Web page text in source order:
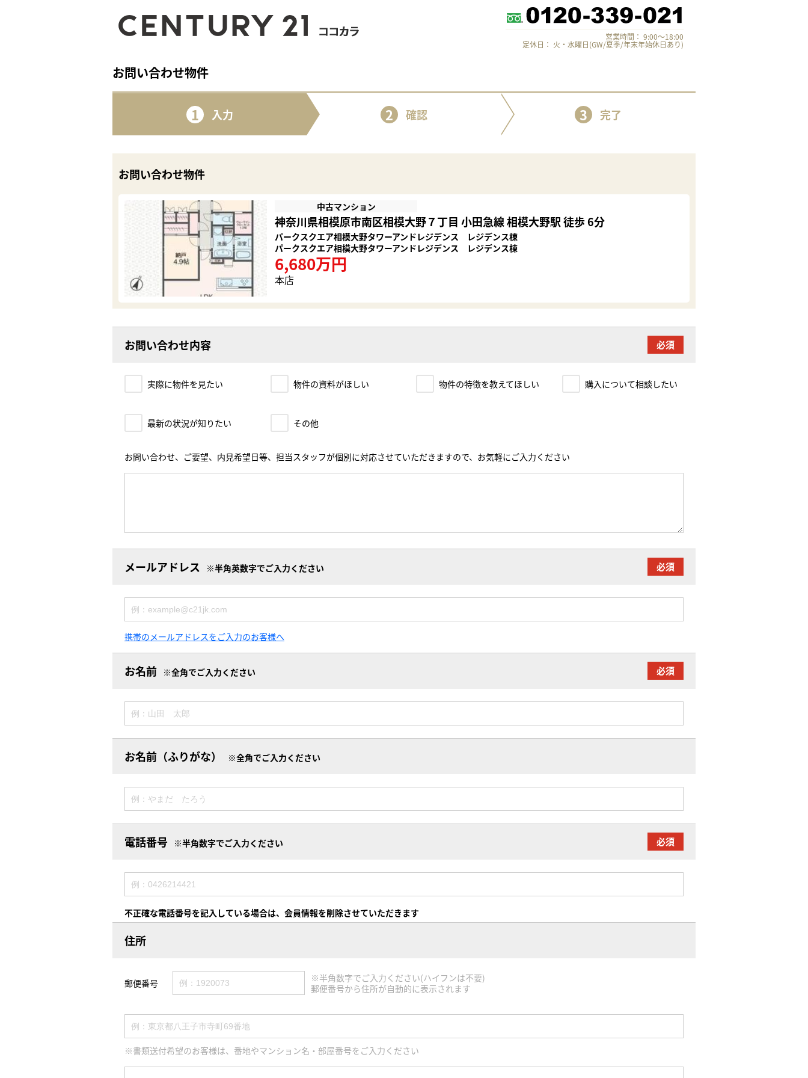
営業時間： 9:00～18:00
定休日： 火・水曜日(GW/夏季/年末年始休日あり)
お問い合わせ物件
1 入力 2 確認 3 完了
お問い合わせ物件
中古マンション
神奈川県相模原市南区相模大野７丁目 小田急線 相模大野駅 徒歩 6分
パークスクエア相模大野タワーアンドレジデンス レジデンス棟
パークスクエア相模大野タワーアンドレジデンス レジデンス棟
6,680万円
本店
お問い合わせ内容
実際に物件を見たい 物件の資料がほしい 物件の特徴を教えてほしい 購入について相談したい
最新の状況が知りたい その他
お問い合わせ、ご要望、内見希望日等、担当スタッフが個別に対応させていただきますので、お気軽にご入力ください
メールアドレス ※半角英数字でご入力ください
携帯のメールアドレスをご入力のお客様へ
お名前 ※全角でご入力ください
お名前（ふりがな） ※全角でご入力ください
電話番号 ※半角数字でご入力ください
不正確な電話番号を記入している場合は、会員情報を削除させていただきます
住所
郵便番号
※半角数字でご入力ください(ハイフンは不要)
郵便番号から住所が自動的に表示されます
※書類送付希望のお客様は、番地やマンション名・部屋番号をご入力ください